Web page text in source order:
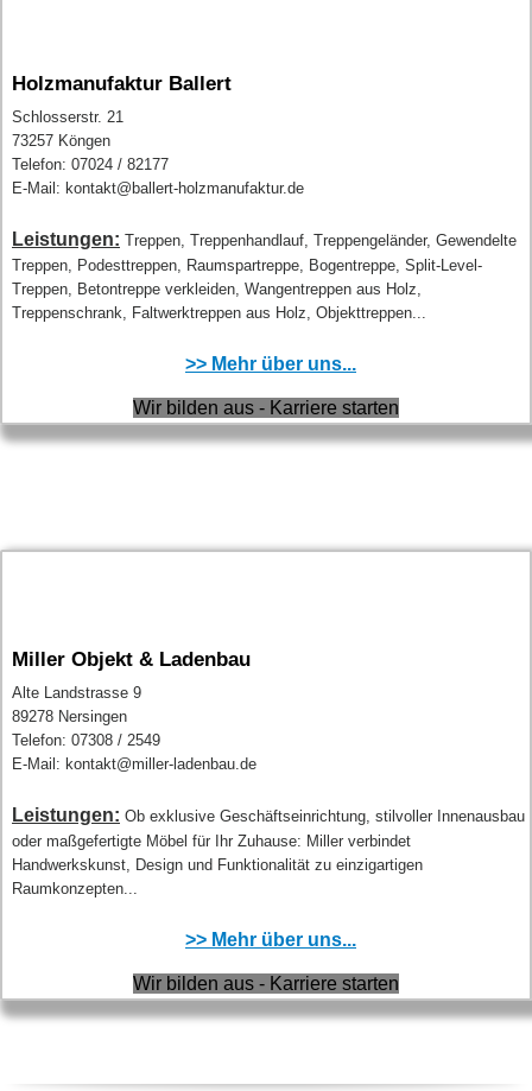
Holzmanufaktur Ballert
Schlosserstr. 21
73257 Köngen
Telefon: 07024 / 82177
E-Mail: kontakt@ballert-holzmanufaktur.de
Leistungen: Treppen, Treppenhandlauf, Treppengeländer, Gewendelte
Treppen, Podesttreppen, Raumspartreppe, Bogentreppe, Split-Level-
Treppen, Betontreppe verkleiden, Wangentreppen aus Holz,
Treppenschrank, Faltwerktreppen aus Holz, Objekttreppen...
>> Mehr über uns...
Wir bilden aus - Karriere starten
Miller Objekt & Ladenbau
Alte Landstrasse 9
89278 Nersingen
Telefon: 07308 / 2549
E-Mail: kontakt@miller-ladenbau.de
Leistungen: Ob exklusive Geschäftseinrichtung, stilvoller Innenausbau
oder maßgefertigte Möbel für Ihr Zuhause: Miller verbindet
Handwerkskunst, Design und Funktionalität zu einzigartigen
Raumkonzepten...
>> Mehr über uns...
Wir bilden aus - Karriere starten